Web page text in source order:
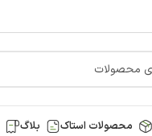
محصولات استاک بلاگ